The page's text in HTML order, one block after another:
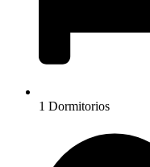
1 Dormitorios